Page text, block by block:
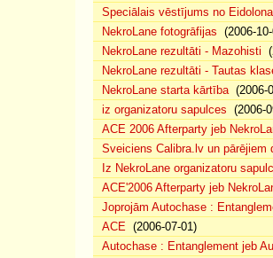
Speciālais vēstījums no Eidolona
NekroLane fotogrāfijas (2006-
NekroLane rezultāti - Mazohisti
NekroLane rezultāti - Tautas
NekroLane starta kārtība(2006-
iz organizatoru sapulces (2006-
ACE 2006 Afterparty jeb
Sveiciens Calibra.lv un pārējiem
Iz NekroLane organizatoru
ACE'2006 Afterparty jeb
Joprojām Autochase :
ACE (2006-07-01)
Autochase : Entanglement jeb